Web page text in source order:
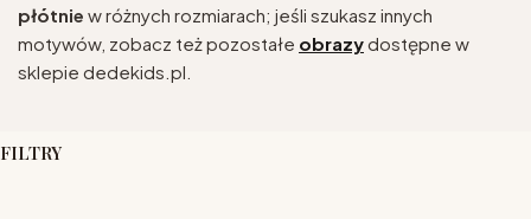
płótnie w różnych rozmiarach; jeśli szukasz innych
motywów, zobacz też pozostałe obrazydostępne w
sklepie dedekids.pl.
FILTRY